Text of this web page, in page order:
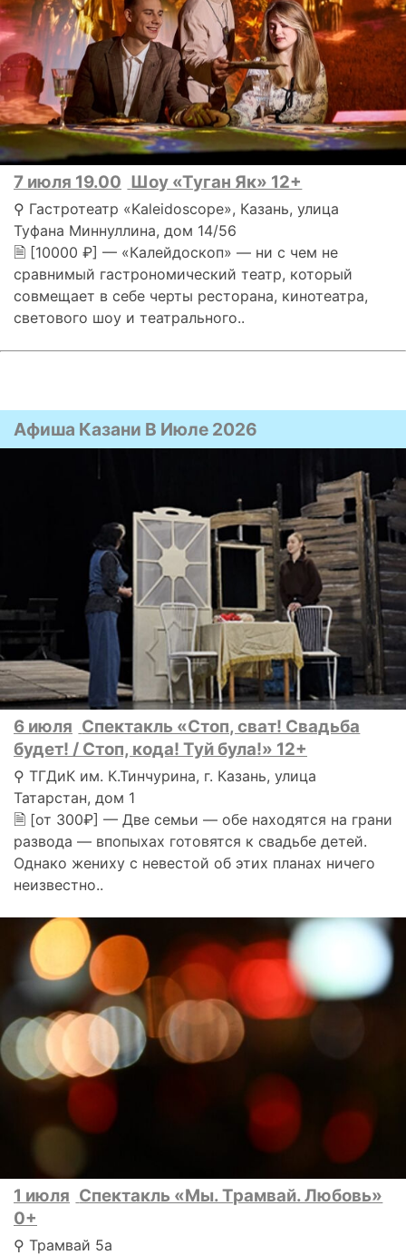
7 июля 19.00 Шоу «Туган Як» 12+
⚲ Гастротеатр «Kaleidoscope», Казань, улица
Туфана Миннуллина, дом 14/56
🗎 [10000 ₽] — «Калейдоскоп» — ни с чем не
сравнимый гастрономический театр, который
совмещает в себе черты ресторана, кинотеатра,
светового шоу и театрального..
Афиша Казани В Июле 2026
6 июля Спектакль «Стоп, сват! Свадьба
будет! / Стоп, кода! Туй була!» 12+
⚲ ТГДиК им. К.Тинчурина, г. Казань, улица
Татарстан, дом 1
🗎 [от 300₽] — Две семьи — обе находятся на грани
развода — впопыхах готовятся к свадьбе детей.
Однако жениху с невестой об этих планах ничего
неизвестно..
1 июля Спектакль «Мы. Трамвай. Любовь»
0+
⚲ Трамвай 5а